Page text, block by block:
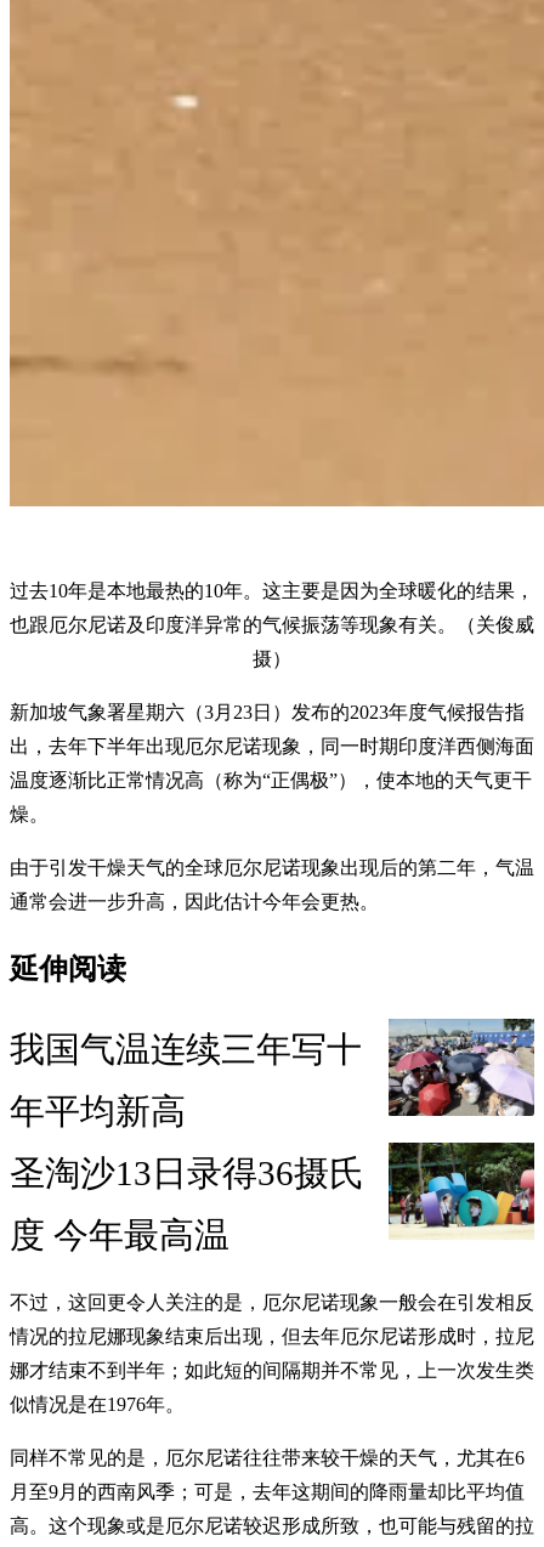
过去10年是本地最热的10年。这主要是因为全球暖化的结果，
也跟厄尔尼诺及印度洋异常的气候振荡等现象有关。（关俊威
摄）
新加坡气象署星期六（3月23日）发布的2023年度气候报告指
出，去年下半年出现厄尔尼诺现象，同一时期印度洋西侧海面
温度逐渐比正常情况高（称为“正偶极”），使本地的天气更干
燥。
由于引发干燥天气的全球厄尔尼诺现象出现后的第二年，气温
通常会进一步升高，因此估计今年会更热。
延伸阅读
我国气温连续三年写十
年平均新高
圣淘沙13日录得36摄氏
度 今年最高温
不过，这回更令人关注的是，厄尔尼诺现象一般会在引发相反
情况的拉尼娜现象结束后出现，但去年厄尔尼诺形成时，拉尼
娜才结束不到半年；如此短的间隔期并不常见，上一次发生类
似情况是在1976年。
同样不常见的是，厄尔尼诺往往带来较干燥的天气，尤其在6
月至9月的西南风季；可是，去年这期间的降雨量却比平均值
高。这个现象或是厄尔尼诺较迟形成所致，也可能与残留的拉